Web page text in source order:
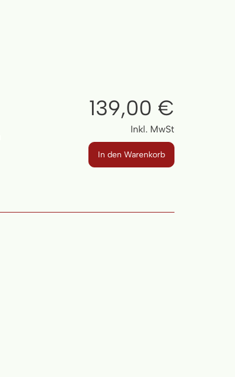
139,00 €
Inkl. MwSt
In den Warenkorb